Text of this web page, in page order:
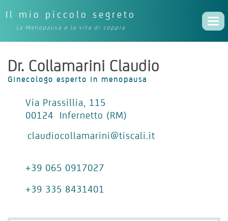
Il mio piccolo segreto
La Menopausa e la vita di coppia
Dr. Collamarini Claudio
Ginecologo esperto in menopausa
Via Prassillia, 115
00124 Infernetto (RM)
claudiocollamarini@tiscali.it
+39 065 0917027
+39 335 8431401